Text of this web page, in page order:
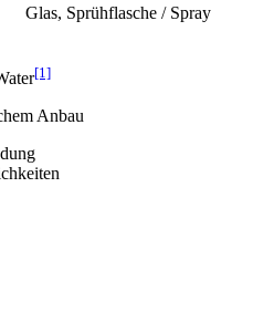
Glas, Sprühflasche / Spray
[1]
Anbau